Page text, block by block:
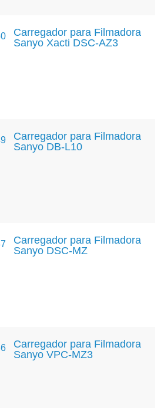
Carregador para Filmadora
Sanyo Xacti DSC-AZ3
Carregador para Filmadora
Sanyo DB-L10
Carregador para Filmadora
Sanyo DSC-MZ
Carregador para Filmadora
Sanyo VPC-MZ3